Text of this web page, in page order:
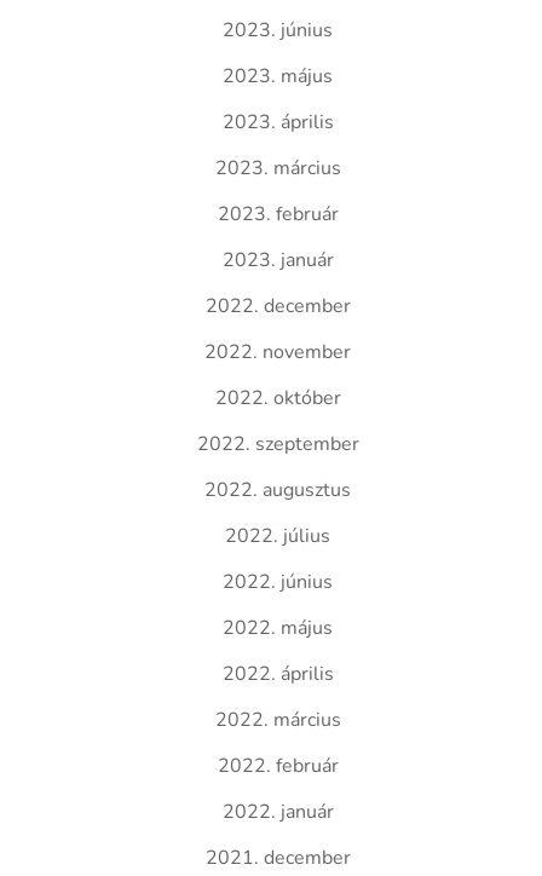
2023. június
2023. május
2023. április
2023. március
2023. február
2023. január
2022. december
2022. november
2022. október
2022. szeptember
2022. augusztus
2022. július
2022. június
2022. május
2022. április
2022. március
2022. február
2022. január
2021. december